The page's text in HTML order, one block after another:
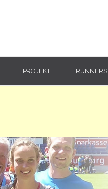
PROJEKTE